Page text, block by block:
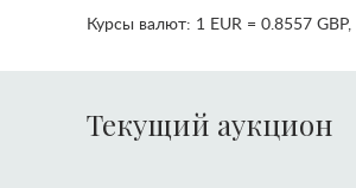
Курсы валют: 1 EUR = 0.8557 GBP,
Текущий аукцион